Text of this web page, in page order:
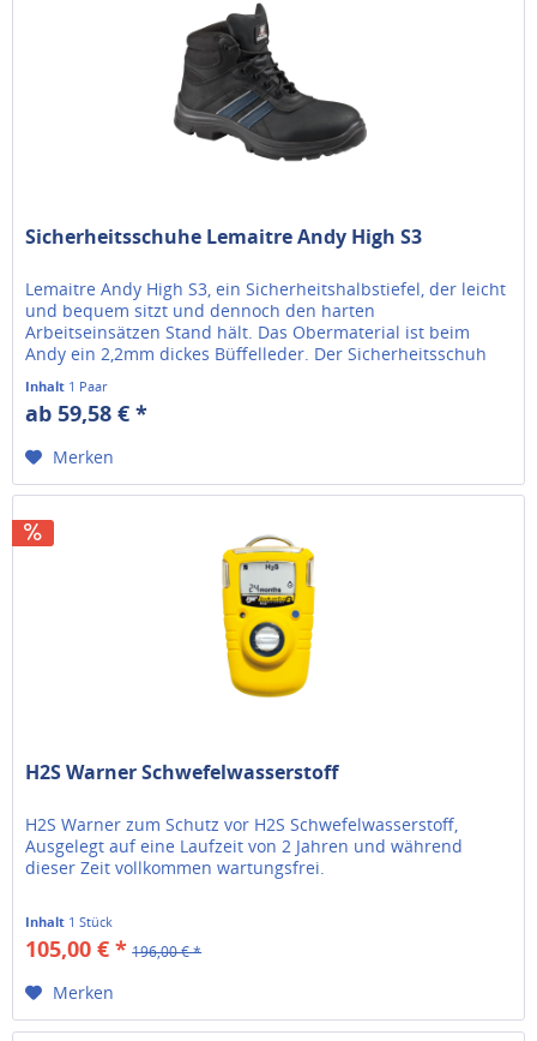
Sicherheitsschuhe Lemaitre Andy High S3
Lemaitre Andy High S3, ein Sicherheitshalbstiefel, der leicht
und bequem sitzt und dennoch den harten
Arbeitseinsätzen Stand hält. Das Obermaterial ist beim
Andy ein 2,2mm dickes Büffelleder. Der Sicherheitsschuh
Inhalt 1 Paar
ab 59,58 € *
Merken
H2S Warner Schwefelwasserstoff
H2S Warner zum Schutz vor H2S Schwefelwasserstoff,
Ausgelegt auf eine Laufzeit von 2 Jahren und während
dieser Zeit vollkommen wartungsfrei.
Inhalt 1 Stück
105,00 € * 196,00 € *
Merken